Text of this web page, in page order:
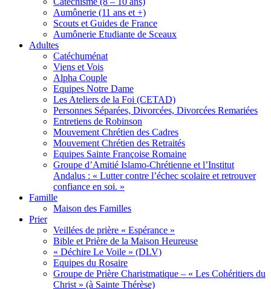
Aumônerie (11 ans et +)
Scouts et Guides de France
Aumônerie Etudiante de Sceaux
Adultes
Catéchuménat
Viens et Vois
Alpha Couple
Equipes Notre Dame
Les Ateliers de la Foi (CETAD)
Personnes Séparées, Divorcées, Divorcées Remariées
Entretiens de Robinson
Mouvement Chrétien des Cadres
Mouvement Chrétien des Retraités
Equipes Sainte Françoise Romaine
Groupe d’Amitié Islamo-Chrétienne et l’Institut
Andalus : « Lutter contre l’échec scolaire et retrouver
confiance en soi. »
Famille
Maison des Familles
Prier
Veillées de prière « Espérance »
Bible et Prière de la Maison Heureuse
« Déchire Le Voile » (DLV)
Equipes du Rosaire
Groupe de Prière Charistmatique – « Les Cohéritiers du
Christ » (à Sainte Thérèse)